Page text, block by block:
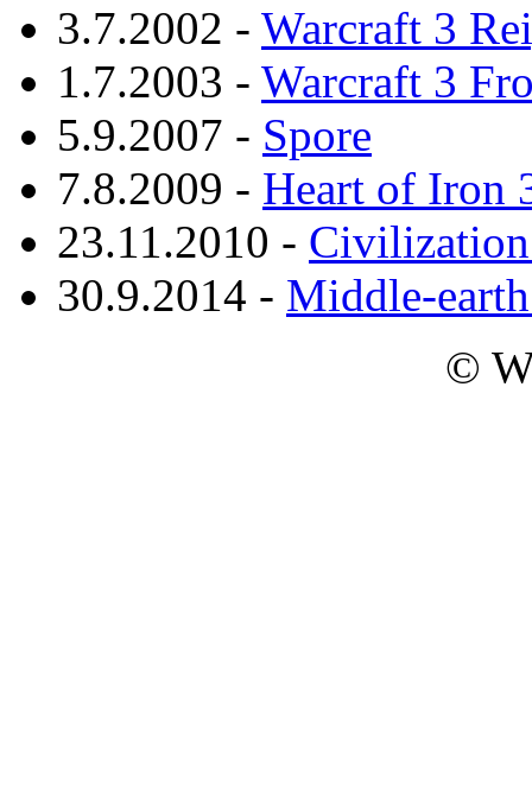
3.7.2002 - Warcraft 3
1.7.2003 - Warcraft 3
5.9.2007 - Spore
7.8.2009 - Heart of Iron
23.11.2010 -
30.9.2014 - Middle-
©